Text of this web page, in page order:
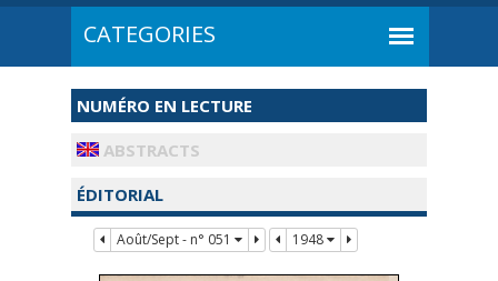
NUMÉRO EN LECTURE
ABSTRACTS
ÉDITORIAL
Août/Sept - n° 051 1948